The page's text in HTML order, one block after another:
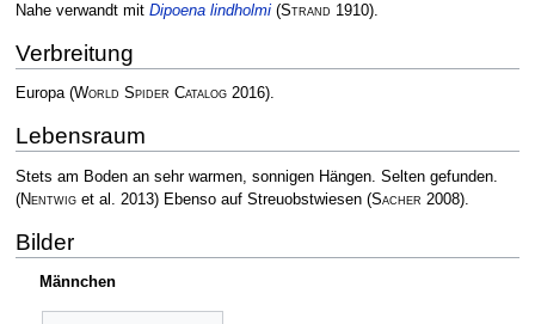
Nahe verwandt mit Dipoena lindholmi (Strand 1910).
Verbreitung
Europa (World Spider Catalog2016).
Lebensraum
Stets am Boden an sehr warmen, sonnigen Hängen. Selten gefunden.
(Nentwiget al. 2013)Ebenso auf Streuobstwiesen (Sacher 2008).
Bilder
Männchen